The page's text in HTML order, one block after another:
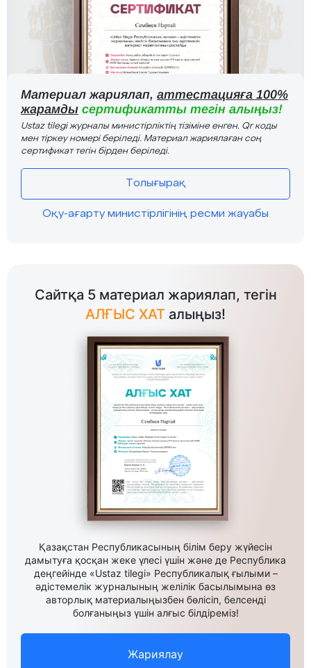
Материал жариялап, аттестацияға 100%
жарамды сертификатты тегін алыңыз!
Ustaz tilegi журналы министірліктің тізіміне енген. Qr коды
мен тіркеу номері беріледі. Материал жариялаған соң
сертификат тегін бірден беріледі.
Толығырақ
Оқу-ағарту министірлігінің ресми жауабы
Сайтқа 5 материал жариялап, тегін
АЛҒЫС ХАТ алыңыз!
Қазақстан Республикасының білім беру жүйесін
дамытуға қосқан жеке үлесі үшін және де Республика
деңгейінде «Ustaz tilegi» Республикалық ғылыми –
әдістемелік журналының желілік басылымына өз
авторлық материалыңызбен бөлісіп, белсенді
болғаныңыз үшін алғыс білдіреміз!
Жариялау